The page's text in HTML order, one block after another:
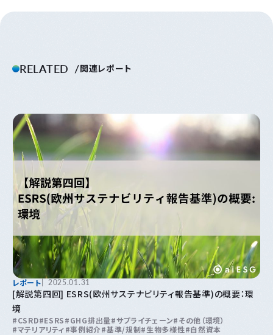
RELATED 関連レポート
レポート 2025.01.31
[解説第四回] ESRS(欧州サステナビリティ報告基準)の概要：環
境
CSRD ESRS GHG排出量 サプライチェーン
その他（環境）
マテリアリティ
事例紹介 基準/規制 生物多様性 自然資本